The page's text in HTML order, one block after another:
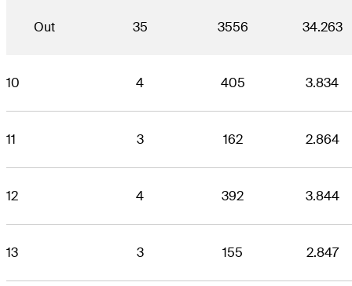
Out 35 3556 34.263
10 4 405 3.834
11 3 162 2.864
12 4 392 3.844
13 3 155 2.847